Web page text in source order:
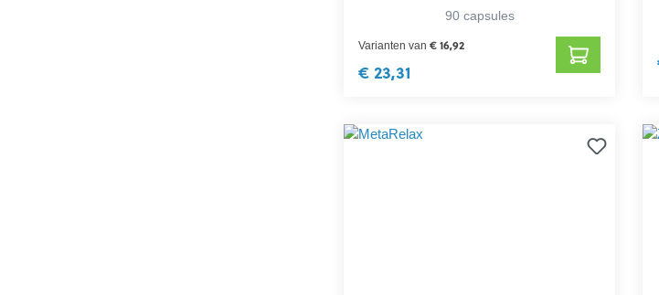
90 capsules
Varianten van € 16,92
€ 23,31